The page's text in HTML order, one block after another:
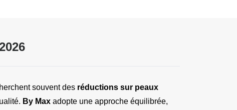
souvent des réductions sur peaux
By Max adopte une approche équilibrée,